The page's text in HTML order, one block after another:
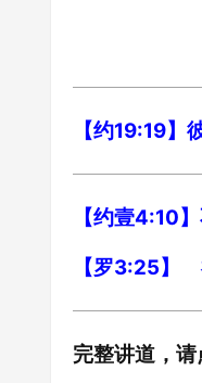
【约19:19
【约壹4:10
【罗3:25】
完整讲道，请